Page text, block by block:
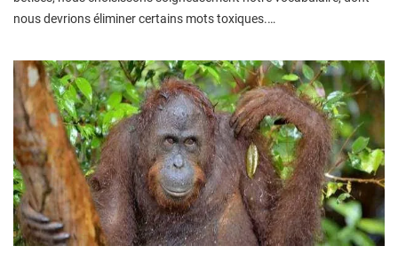
nous devrions éliminer certains mots toxiques.…